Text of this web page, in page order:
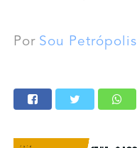
Por Sou Petrópolis